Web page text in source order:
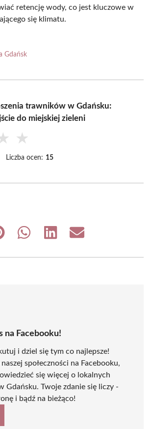
retencję wody, co jest kluczowe w
się klimatu.
Gdańsk
trawników w Gdańsku:
do miejskiej zieleni
★
Liczba ocen: 15
Share
Share
Share
na Facebooku!
i dziel się tym co najlepsze!
naszej społeczności na Facebooku,
się więcej o lokalnych
Gdańsku. Twoje zdanie się liczy -
i bądź na bieżąco!